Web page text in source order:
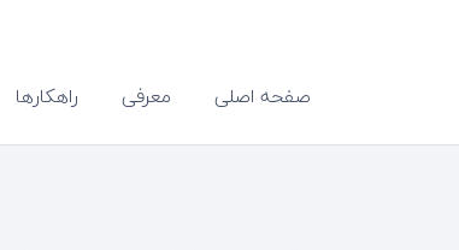
صفحه اصلی معرفی راهکارها